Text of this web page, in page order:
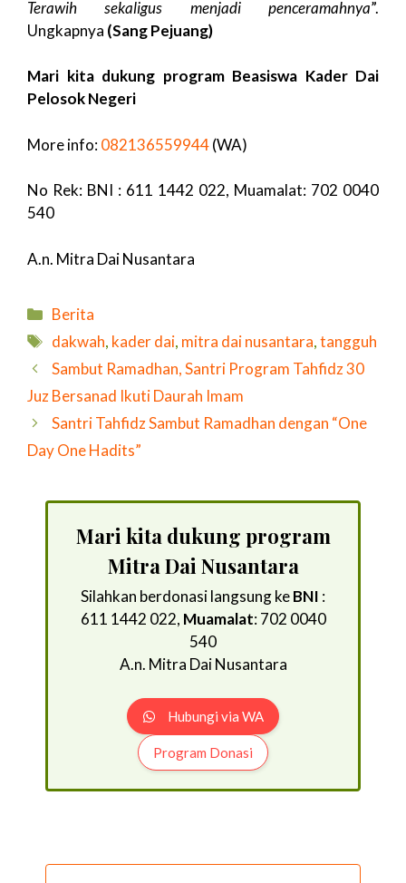
Terawih sekaligus menjadi penceramahnya”.
Ungkapnya (Sang Pejuang)
Mari kita dukung program Beasiswa Kader Dai
Pelosok Negeri
More info:082136559944(WA)
No Rek: BNI : 611 1442 022, Muamalat: 702 0040
540
A.n. Mitra Dai Nusantara
Kategori
Berita
Tag
dakwah, kader dai, mitra dai nusantara,tangguh
Sambut Ramadhan, Santri Program Tahfidz 30
Juz Bersanad Ikuti Daurah Imam
Santri Tahfidz Sambut Ramadhan dengan “One
Day One Hadits”
Mari kita dukung program
Mitra Dai Nusantara
Silahkan berdonasi langsung keBNI :
611 1442 022, Muamalat: 702 0040
540
A.n. Mitra Dai Nusantara
Hubungi via WA
Program Donasi